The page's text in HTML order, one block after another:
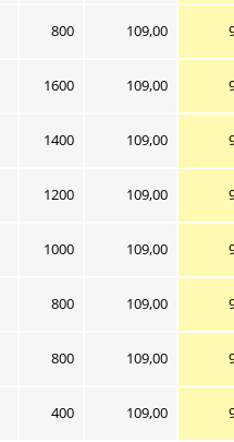
800 Nuværende
109,00
1600 Nuværende
109,00
1400 Nuværende
109,00
1200 Nuværende
109,00
1000 Nuværende
109,00
800 Nuværende
109,00
800 Nuværende
109,00
400 Nuværende
109,00